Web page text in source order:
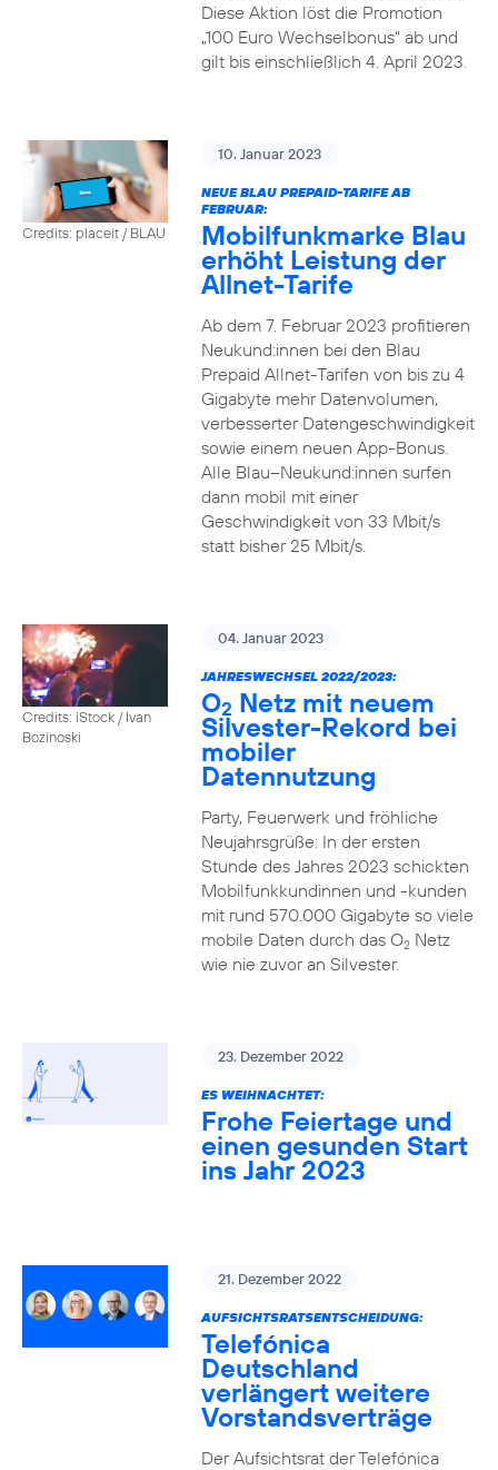
Diese Aktion löst die Promotion
„100 Euro Wechselbonus“ ab und
gilt bis einschließlich 4. April 2023.
Credits: placeit / BLAU
10. Januar 2023
NEUE BLAU PREPAID-TARIFE AB
FEBRUAR:
Mobilfunkmarke Blau
erhöht Leistung der
Allnet-Tarife
Ab dem 7. Februar 2023 profitieren
Neukund:innen bei den Blau
Prepaid Allnet-Tarifen von bis zu 4
Gigabyte mehr Datenvolumen,
verbesserter Datengeschwindigkeit
sowie einem neuen App-Bonus.
Alle Blau–Neukund:innen surfen
dann mobil mit einer
Geschwindigkeit von 33 Mbit/s
statt bisher 25 Mbit/s.
Credits: iStock / Ivan
Bozinoski
04. Januar 2023
JAHRESWECHSEL 2022/2023:
O2 Netz mit neuem
Silvester-Rekord bei
mobiler
Datennutzung
Party, Feuerwerk und fröhliche
Neujahrsgrüße: In der ersten
Stunde des Jahres 2023 schickten
Mobilfunkkundinnen und -kunden
mit rund 570.000 Gigabyte so viele
mobile Daten durch das O2Netz
wie nie zuvor an Silvester.
23. Dezember 2022
ES WEIHNACHTET:
Frohe Feiertage und
einen gesunden Start
ins Jahr 2023
21. Dezember 2022
AUFSICHTSRATSENTSCHEIDUNG:
Telefónica
Deutschland
verlängert weitere
Vorstandsverträge
Der Aufsichtsrat der Telefónica